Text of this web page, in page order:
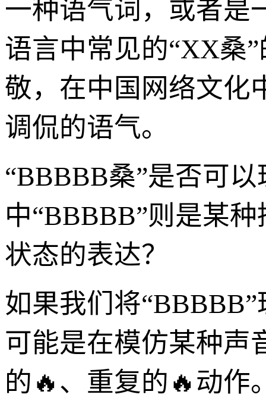
一种语气词，或者是
语言中常见的“XX桑
敬，在中国网络文化
调侃的语气。
“BBBBB桑”是否可
中“BBBBB”则是某
状态的表达？
如果我们将
可能是在模仿某种声
的🔥、重复的🔥动作